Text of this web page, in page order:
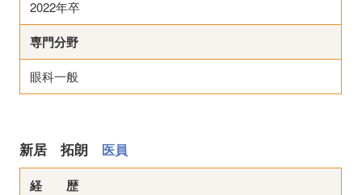
2022年卒
専門分野
眼科一般
新居 拓朗 医員
経 歴